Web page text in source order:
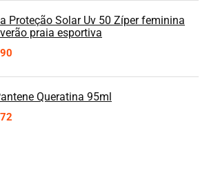
Proteção Solar Uv 50 Zíper feminina
praia esportiva
Queratina 95ml